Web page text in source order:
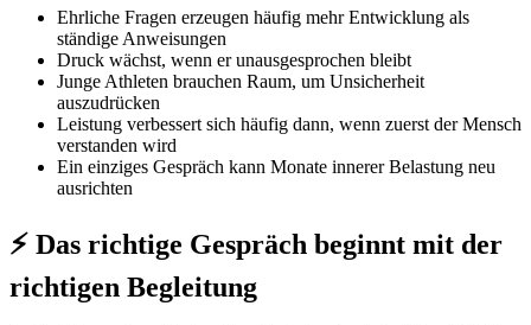
Ehrliche Fragen erzeugen häufig mehr Entwicklung als
ständige Anweisungen
Druck wächst, wenn er unausgesprochen bleibt
Junge Athleten brauchen Raum, um Unsicherheit
auszudrücken
Leistung verbessert sich häufig dann, wenn zuerst der Mensch
verstanden wird
Ein einziges Gespräch kann Monate innerer Belastung neu
ausrichten
⚡ Das richtige Gespräch beginnt mit der
richtigen Begleitung